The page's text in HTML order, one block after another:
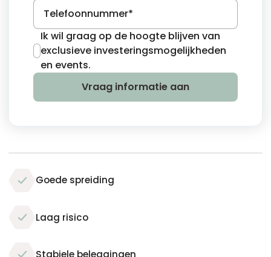
Goede spreiding
Laag risico
Stabiele beleggingen